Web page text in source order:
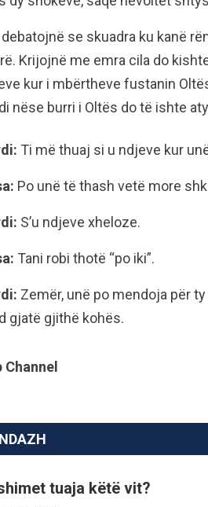
se skuadra ku kanë
Krijojnë me emra cila do
kur i mbërtheve fustanin
nëse burri i Oltës do të ishte
Ti më thuaj si u ndjeve kur
Po unë të thash vetë more
S’u ndjeve xheloze.
Tani robi thotë “po iki”.
Zemër, unë po mendoja për
gjatë gjithë kohës.
Channel
tuaja këtë vit?